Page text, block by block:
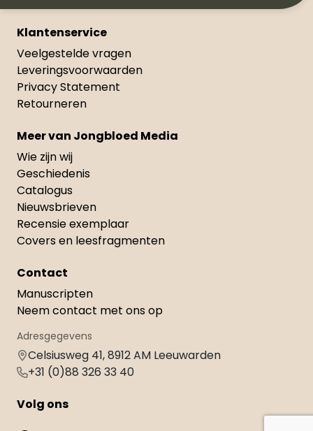
Klantenservice
Veelgestelde vragen
Leveringsvoorwaarden
Privacy Statement
Retourneren
Meer van Jongbloed Media
Wie zijn wij
Geschiedenis
Catalogus
Nieuwsbrieven
Recensie exemplaar
Covers en leesfragmenten
Contact
Manuscripten
Neem contact met ons op
Adresgegevens
Celsiusweg 41, 8912 AM Leeuwarden
+31 (0)88 326 33 40
Volg ons